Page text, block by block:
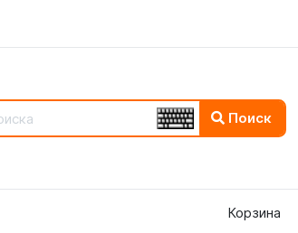
Поиск
Корзина